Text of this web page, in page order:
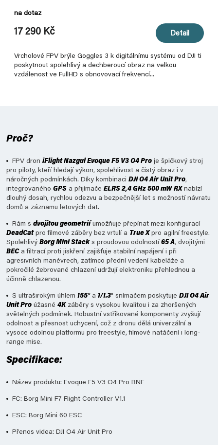
na dotaz
17 290 Kč Detail
Vrcholové FPV brýle Goggles 3 k digitálnímu systému od DJI ti
poskytnout spolehlivý a dechberoucí obraz na velkou
vzdálenost ve FullHD s obnovovací frekvencí...
Proč?
FPV dron iFlight Nazgul Evoque F5 V3 O4 Pro je špičkový stroj
pro piloty, kteří hledají výkon, spolehlivost a čistý obraz i v
náročných podmínkách. Díky kombinaci DJI O4 Air Unit Pro,
integrovaného GPS a přijímače ELRS 2,4 GHz 500 mW RX nabízí
dlouhý dosah, rychlou odezvu a bezpečnější let s možností návratu
domů a záznamu letových dat.
Rám s dvojitou geometrií umožňuje přepínat mezi konfigurací
DeadCatpro filmové záběry bez vrtulí a True X pro agilní freestyle.
Spolehlivý Borg Mini Stacks proudovou odolností 65 A, dvojitými
BECa filtrací proti jiskření zajišťuje stabilní napájení i při
agresivních manévrech, zatímco přední vedení kabeláže a
pokročilé žebrované chlazení udržují elektroniku přehlednou a
účinně chlazenou.
S ultraširokým úhlem 155°a 1/1.3" snímačem poskytuje DJI O4 Air
Unit Pro úžasné 4K záběry s vysokou kvalitou i za zhoršených
světelných podmínek. Robustní vstřikované komponenty zvyšují
odolnost a přesnost uchycení, což z dronu dělá univerzální a
vysoce odolnou platformu pro freestyle, filmové natáčení i long-
range mise.
Specifikace:
Název produktu: Evoque F5 V3 O4 Pro BNF
FC: Borg Mini F7 Flight Controller V1.1
ESC: Borg Mini 60 ESC
Přenos videa: DJI O4 Air Unit Pro